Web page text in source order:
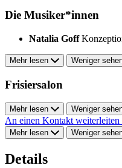
Die Musiker*innen
Natalia Goff
Mehr lesen Weniger
Frisiersalon
Mehr lesen Weniger
An einen Kontakt weiterleiten
Mehr lesen Weniger
Details